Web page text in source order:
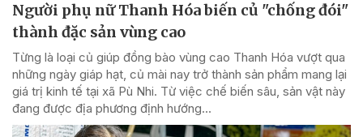
Người phụ nữ Thanh Hóa biến củ "chống đói"
thành đặc sản vùng cao
Từng là loại củ giúp đồng bào vùng cao Thanh Hóa vượt qua
những ngày giáp hạt, củ mài nay trở thành sản phẩm mang lại
giá trị kinh tế tại xã Pù Nhi. Từ việc chế biến sâu, sản vật này
đang được địa phương định hướng...